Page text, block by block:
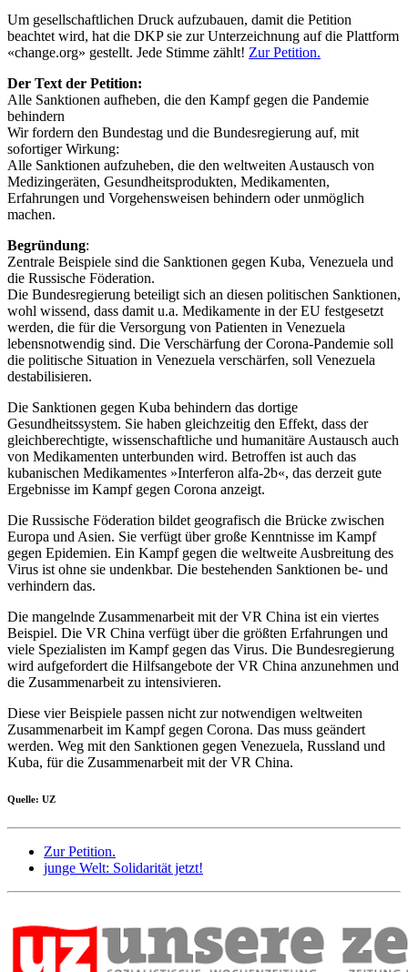
Um gesellschaftlichen Druck aufzubauen, damit die Petition
beachtet wird, hat die DKP sie zur Unterzeichnung auf die Plattform
«change.org» gestellt. Jede Stimme zählt! Zur Petition.
Der Text der Petition:
Alle Sanktionen aufheben, die den Kampf gegen die Pandemie
behindern
Wir fordern den Bundestag und die Bundesregierung auf, mit
sofortiger Wirkung:
Alle Sanktionen aufzuheben, die den weltweiten Austausch von
Medizingeräten, Gesundheitsprodukten, Medikamenten,
Erfahrungen und Vorgehensweisen behindern oder unmöglich
machen.
Begründung:
Zentrale Beispiele sind die Sanktionen gegen Kuba, Venezuela und
die Russische Föderation.
Die Bundesregierung beteiligt sich an diesen politischen Sanktionen,
wohl wissend, dass damit u.a. Medikamente in der EU festgesetzt
werden, die für die Versorgung von Patienten in Venezuela
lebensnotwendig sind. Die Verschärfung der Corona-Pandemie soll
die politische Situation in Venezuela verschärfen, soll Venezuela
destabilisieren.
Die Sanktionen gegen Kuba behindern das dortige
Gesundheitssystem. Sie haben gleichzeitig den Effekt, dass der
gleichberechtigte, wissenschaftliche und humanitäre Austausch auch
von Medikamenten unterbunden wird. Betroffen ist auch das
kubanischen Medikamentes »Interferon alfa-2b«, das derzeit gute
Ergebnisse im Kampf gegen Corona anzeigt.
Die Russische Föderation bildet geografisch die Brücke zwischen
Europa und Asien. Sie verfügt über große Kenntnisse im Kampf
gegen Epidemien. Ein Kampf gegen die weltweite Ausbreitung des
Virus ist ohne sie undenkbar. Die bestehenden Sanktionen be- und
verhindern das.
Die mangelnde Zusammenarbeit mit der VR China ist ein viertes
Beispiel. Die VR China verfügt über die größten Erfahrungen und
viele Spezialisten im Kampf gegen das Virus. Die Bundesregierung
wird aufgefordert die Hilfsangebote der VR China anzunehmen und
die Zusammenarbeit zu intensivieren.
Diese vier Beispiele passen nicht zur notwendigen weltweiten
Zusammenarbeit im Kampf gegen Corona. Das muss geändert
werden. Weg mit den Sanktionen gegen Venezuela, Russland und
Kuba, für die Zusammenarbeit mit der VR China.
Quelle: UZ
Zur Petition.
junge Welt: Solidarität jetzt!